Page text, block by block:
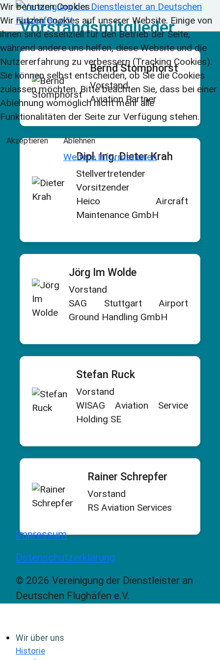
Vorstandsmitglieder
Bernd Stomphorst
Vorstand
Aviation Partner
Dipl. Ing. Dieter Krah
Stellvertretender
Vorsitzender
Heico Aircraft
Maintenance GmbH
Jörg Im Wolde
Vorstand
SAG Stuttgart Airport
Ground Handling GmbH
Stefan Ruck
Vorstand
WISAG Aviation Service
Holding SE
Rainer Schrepfer
Vorstand
RS Aviation Services
Impressum
Datenschutzerklärung
© 2026 Vereinigung der Dienstleister an
Deutschen Flughäfen e.V.
Wir über uns
Historie
Wir benutzen Cookies
Wir nutzen Cookies auf unserer Website. Einige von
ihnen sind essenziell für den Betrieb der Seite,
während andere uns helfen, diese Website und die
Nutzererfahrung zu verbessern (Tracking Cookies).
Sie können selbst entscheiden, ob Sie die Cookies
zulassen möchten. Bitte beachten Sie, dass bei einer
Ablehnung womöglich nicht mehr alle
Funktionalitäten der Seite zur Verfügung stehen.
Akzeptieren Ablehnen
Weitere Informationen